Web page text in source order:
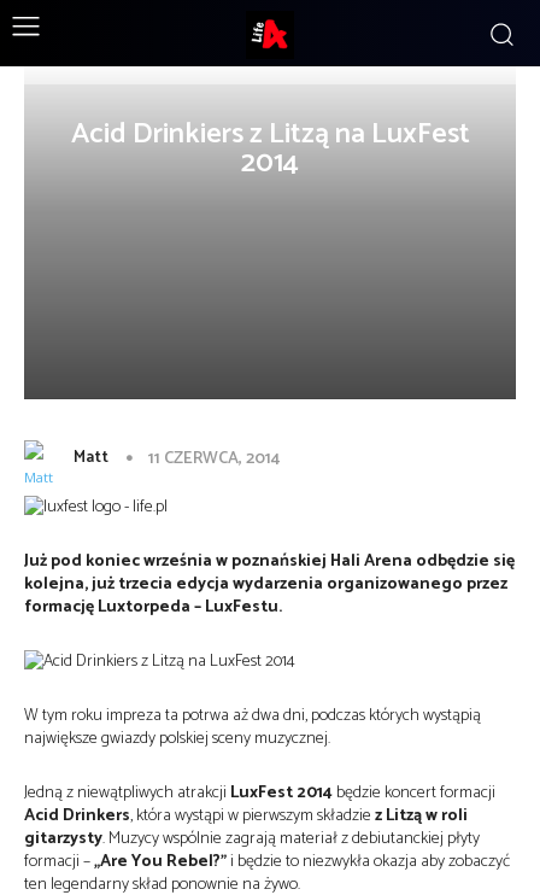
Acid Drinkiers z Litzą na LuxFest
2014
Matt 11 CZERWCA, 2014
Już pod koniec września w poznańskiej Hali Arena odbędzie się
kolejna, już trzecia edycja wydarzenia organizowanego przez
formację Luxtorpeda – LuxFestu.
W tym roku impreza ta potrwa aż dwa dni, podczas których wystąpią
największe gwiazdy polskiej sceny muzycznej.
Jedną z niewątpliwych atrakcji LuxFest 2014będzie koncert formacji
Acid Drinkers, która wystąpi w pierwszym składziez Litzą w roli
gitarzysty. Muzycy wspólnie zagrają materiał z debiutanckiej płyty
formacji –„Are You Rebel?”i będzie to niezwykła okazja aby zobaczyć
ten legendarny skład ponownie na żywo.